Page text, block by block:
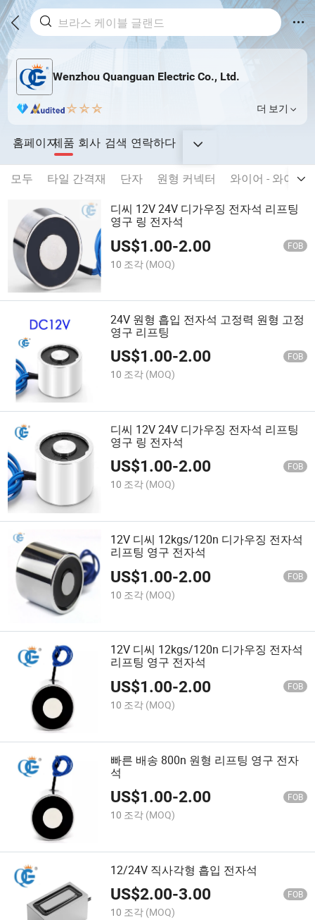
Wenzhou Quanguan Electric Co., Ltd.
더 보기
홈페이지제품 회사 검색 연락하다
모두 타일 간격재 단자 원형 커넥터
와이어 - 와이어
디씨 12V 24V 디가우징 전자석 리프팅
영구 링 전자석
US$1.00-2.00 FOB
10 조각 (MOQ)
24V 원형 흡입 전자석 고정력 원형 고정
영구 리프팅
US$1.00-2.00 FOB
10 조각 (MOQ)
디씨 12V 24V 디가우징 전자석 리프팅
영구 링 전자석
US$1.00-2.00 FOB
10 조각 (MOQ)
12V 디씨 12kgs/120n 디가우징 전자석
리프팅 영구 전자석
US$1.00-2.00 FOB
10 조각 (MOQ)
12V 디씨 12kgs/120n 디가우징 전자석
리프팅 영구 전자석
US$1.00-2.00 FOB
10 조각 (MOQ)
빠른 배송 800n 원형 리프팅 영구 전자
석
US$1.00-2.00 FOB
10 조각 (MOQ)
12/24V 직사각형 흡입 전자석
US$2.00-3.00 FOB
10 조각 (MOQ)